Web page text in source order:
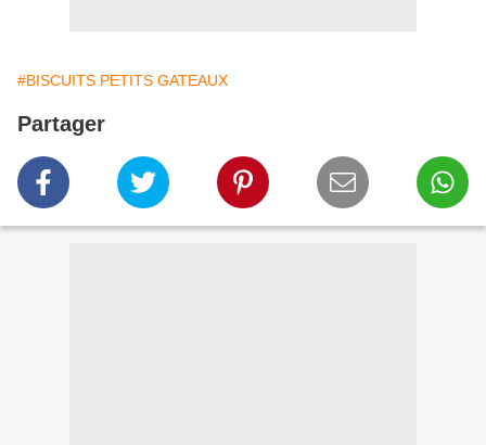
#BISCUITS PETITS GATEAUX
Partager